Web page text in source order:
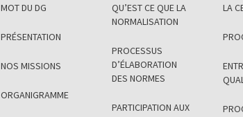
MOT DU DG
PRÉSENTATION
NOS MISSIONS
ORGANIGRAMME
QU’EST CE QUE LA
NORMALISATION
PROCESSUS
D’ÉLABORATION
DES NORMES
PARTICIPATION AUX
LA